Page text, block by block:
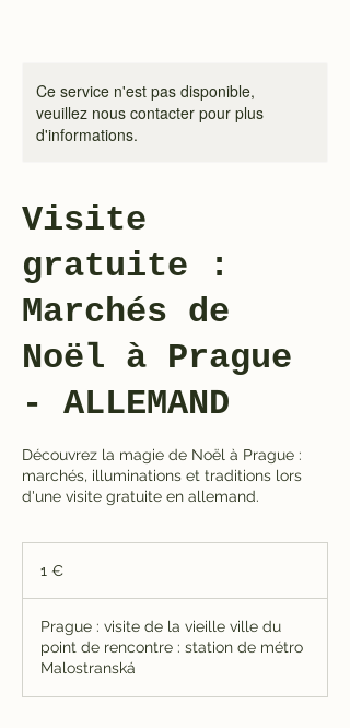
Ce service n'est pas disponible,
veuillez nous contacter pour plus
d'informations.
Visite
gratuite :
Marchés de
Noël à Prague
- ALLEMAND
Découvrez la magie de Noël à Prague :
marchés, illuminations et traditions lors
d'une visite gratuite en allemand.
1 €
Prague : visite de la vieille ville du
point de rencontre : station de métro
Malostranská